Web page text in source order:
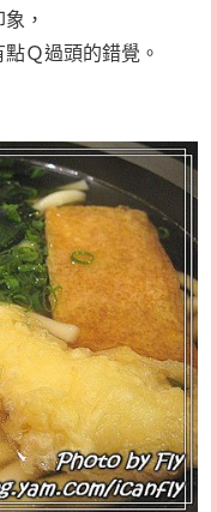
，
Ｑ過頭的錯覺。